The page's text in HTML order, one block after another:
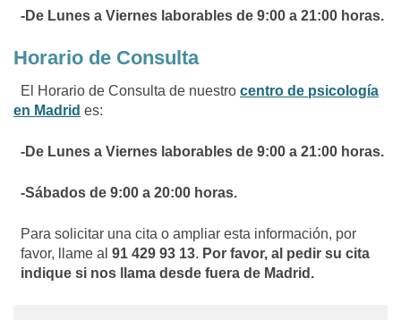
-De Lunes a Viernes laborables de 9:00 a 21:00 horas.
Horario de Consulta
El Horario de Consulta de nuestro centro de psicología
en Madrid es:
-De Lunes a Viernes laborables de 9:00 a 21:00 horas.
-Sábados de 9:00 a 20:00 horas.
Para solicitar una cita o ampliar esta información, por
favor, llame al 91 429 93 13. Por favor, al pedir su cita
indique si nos llama desde fuera de Madrid.